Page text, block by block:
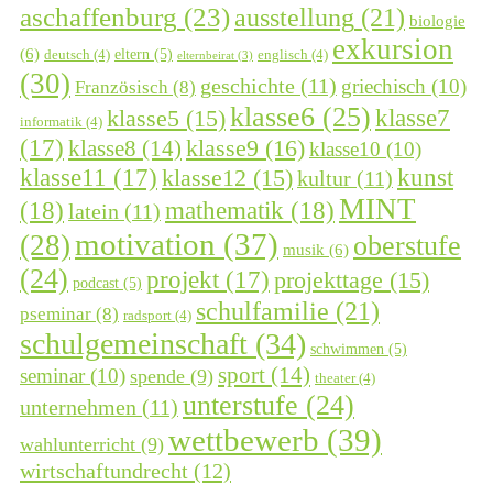
aschaffenburg (23)ausstellung (21) biologie
(6) deutsch (4) eltern (5) elternbeirat (3) englisch (4) exkursion
(30) Französisch (8) geschichte (11) griechisch (10)
informatik (4) klasse5 (15)klasse6 (25) klasse7
(17) klasse8 (14) klasse9 (16)klasse10 (10)
klasse11 (17) klasse12 (15)kultur (11) kunst
(18) latein (11) mathematik (18)MINT
(28)motivation (37) musik (6) oberstufe
(24) podcast (5) projekt (17) projekttage (15)
pseminar (8) radsport (4) schulfamilie (21)
schulgemeinschaft (34) schwimmen (5)
seminar(10) spende (9) sport (14) theater(4)
unternehmen (11) unterstufe (24)
wahlunterricht (9) wettbewerb (39)
wirtschaftundrecht (12)